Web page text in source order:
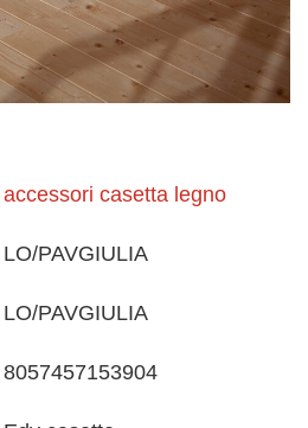
accessori casetta legno
LO/PAVGIULIA
LO/PAVGIULIA
8057457153904